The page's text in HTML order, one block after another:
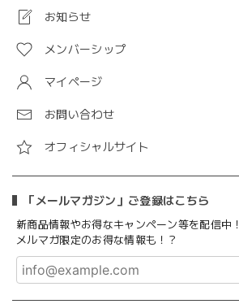
お知らせ
メンバーシップ
マイページ
お問い合わせ
オフィシャルサイト
「メールマガジン」ご登録はこちら
新商品情報やお得なキャンペーン等を配信中！
メルマガ限定のお得な情報も！？